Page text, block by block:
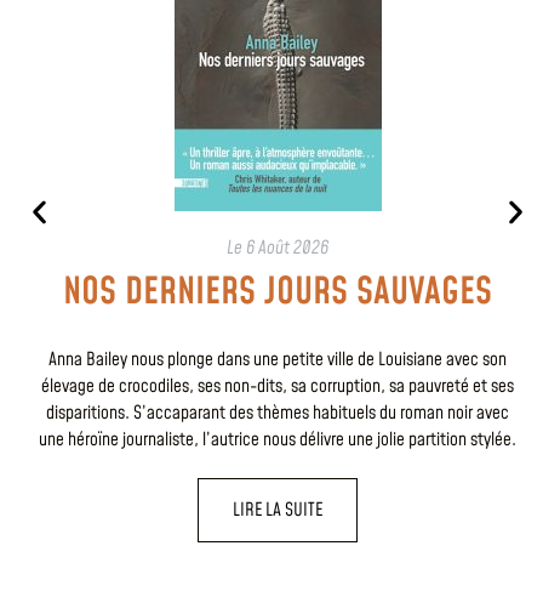
Le 6 Août 2026
NOS DERNIERS JOURS SAUVAGES
Anna Bailey nous plonge dans une petite ville de Louisiane avec son
élevage de crocodiles, ses non-dits, sa corruption, sa pauvreté et ses
disparitions. S’accaparant des thèmes habituels du roman noir avec
une héroïne journaliste, l’autrice nous délivre une jolie partition stylée.
LIRE LA SUITE